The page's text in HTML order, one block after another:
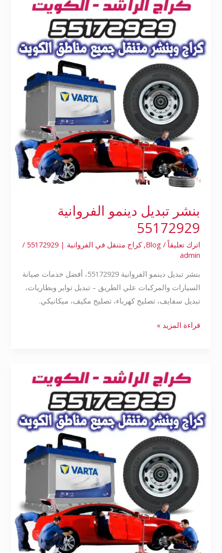
بنشر تبديل دينمو الفروانية
55172929
اترك تعليقاً /
Blog
,كراج متنقل في الفروانية | 55172929
/
admin
بنشر تبديل دينمو الفروانية 55172929، أفضل خدمات صيانة
السيارات والمركبات علي الطريق – تبديل تواير وبطاريات،
تبديل سفايف، تصليح كهرباء، تصليح مكيف، ميكانيكي.
تبديل
الفروانية
55172929
قراءة المزيد »
تبديل
الأحمدي
55172929